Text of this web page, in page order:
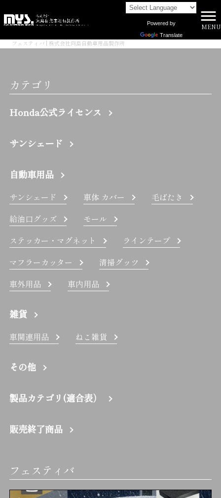
Powered by
Translate
MENU
フェスティバ | 株式会社向島自動車用品製作所
カテゴリ
Honda公式ライセンス
サンシェード
自動車用品
サンシェード 車体 カバー
毛ばたき
給油口グッズ
モール
ステッカー・マグネット
ラインテープ
マフラーカッター
清掃グッツ
車外用品
車内用品
雑貨
車関連用品 ねこ雑貨
その他
製品カテゴリ(適合表）
販売終了商品
フェスティバ